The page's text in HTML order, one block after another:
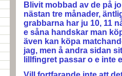
Blivit mobbad av de på
nästan tre månader,
grabbarna har ju 10, 11
e såna handskar man
även kan köpa
jag, men å andra sidan
lillfingret passar o e inte